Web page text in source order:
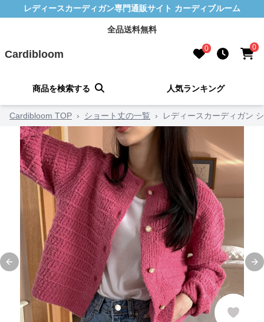
レディースカーディガン専門通販サイト カーディブルーム
全品送料無料
Cardibloom 0 0
商品を検索する 人気ランキング
Cardibloom TOP › ショート丈の一覧 › レディースカーディガン
Previous slide